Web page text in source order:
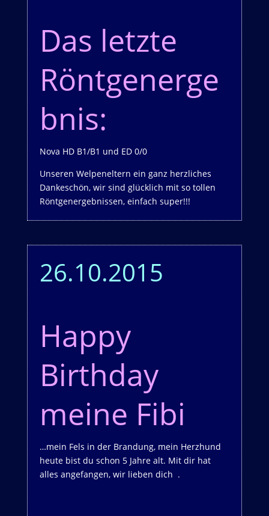
Das letzte
Röntgenerge
bnis:
Nova HD B1/B1 und ED 0/0
Unseren Welpeneltern ein ganz herzliches
Dankeschön, wir sind glücklich mit so tollen
Röntgenergebnissen, einfach super!!!
26.10.2015
Happy
Birthday
meine Fibi
…mein Fels in der Brandung, mein Herzhund
heute bist du schon 5 Jahre alt. Mit dir hat
alles angefangen, wir lieben dich .